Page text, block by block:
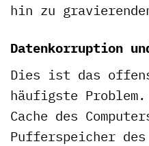
hin zu
Datenkorruption
Dies ist das
häufigste Problem.
Cache des
Pufferspeicher